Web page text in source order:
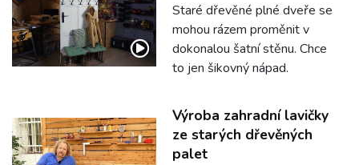
Staré dřevěné plné dveře se
mohou rázem proměnit v
dokonalou šatní stěnu. Chce
to jen šikovný nápad.
Výroba zahradní lavičky
ze starých dřevěných
palet